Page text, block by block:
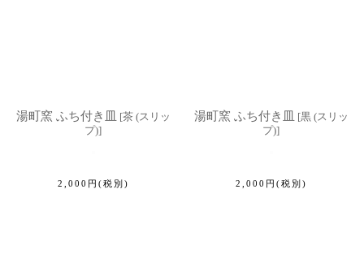
湯町窯 ふち付き皿 [茶 (スリッ
プ)]
2,000 円 (税別)
湯町窯 ふち付き皿 [黒 (スリッ
プ)]
2,000 円 (税別)